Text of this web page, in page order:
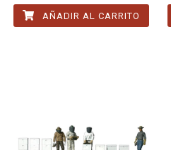
AÑADIR AL CARRITO